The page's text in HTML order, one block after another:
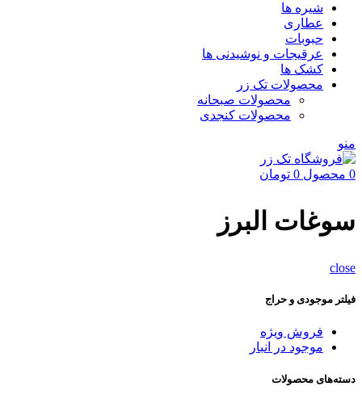
شیره ها
عطاری
حبوبات
عرقیجات و نوشیدنی ها
کشک ها
محصولات تک زر
محصولات صبحانه
محصولات کنجدی
منو
0 محصول 0 تومان
سوغات البرز
close
فیلتر موجودی و حراج
فروش ویژه
موجود در انبار
دسته‌های محصولات